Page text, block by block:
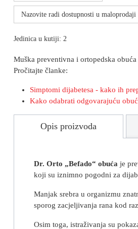
Nazovite radi dostupnosti u maloprodaji
Jedinica u kutiji: 2
Muška preventivna i ortopedska
Pročitajte članke:
Simptomi dijabetesa - kako ih
Kako odabrati odgovarajuću
Opis proizvoda
Dr. Orto „Befado“ obuća je
koji su iznimno pogodni za
Manjak srebra u organizmu
sporog zacjeljivanja rana kod
Osim toga, istraživanja su